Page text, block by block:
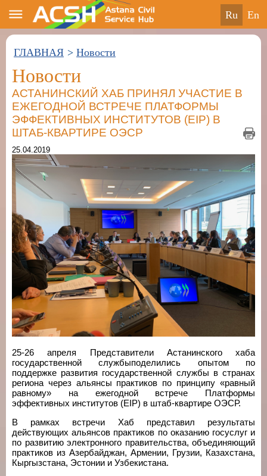
ru en
ГЛАВНАЯ > Новости
Новости
АСТАНИНСКИЙ ХАБ ПРИНЯЛ УЧАСТИЕ В
ЕЖЕГОДНОЙ ВСТРЕЧЕ ПЛАТФОРМЫ
ЭФФЕКТИВНЫХ ИНСТИТУТОВ (EIP) В
ШТАБ-КВАРТИРЕ ОЭСР
25.04.2019
25-26 апреля Представители Астанинского хаба
государственной службыподелились опытом по
поддержке развития государственной службы в странах
региона через альянсы практиков по принципу «равный
равному» на ежегодной встрече Платформы
эффективных институтов (EIP) в штаб-квартире ОЭСР.
В рамках встречи Хаб представил результаты
действующих альянсов практиков по оказанию госуслуг и
по развитию электронного правительства, объединяющий
практиков из Азербайджан, Армении, Грузии, Казахстана,
Кыргызстана, Эстонии и Узбекистана.